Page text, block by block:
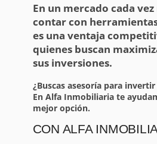
En un mercado cada
contar con
es una ventaja
quienes buscan
sus inversiones.
¿Buscas asesoría para
En Alfa Inmobiliaria te
mejor opción.
CON ALFA